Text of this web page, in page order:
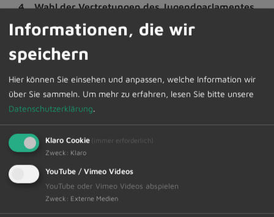
4.
Wahl der Vertretungen des Jugendparlamentes
Neuwahl der/des Vorsitzenden, Stellvertreter
5.
Mitteilungen
6.
Wünsche und Anträge
Die interessierte Bevölkerung ist hierzu herzlich
eingeladen.
Zur Übersicht
Informationen, die wir
speichern
Hier können Sie einsehen und anpassen, welche Information wir
über Sie sammeln. Um mehr zu erfahren, lesen Sie bitte unsere
Datenschutzerklärung.
Klaro Cookie (immer erforderlich)
Zweck : Klaro
YouTube / Vimeo Videos
YouTube oder Vimeo Videos abspielen
Zweck : Externe Medien